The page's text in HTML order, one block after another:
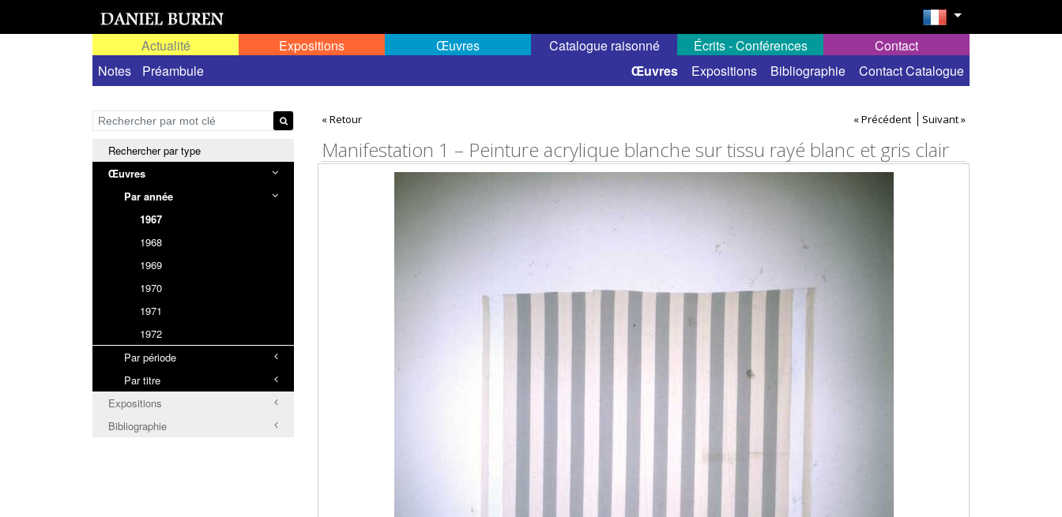
Actualité Expositions
Œuvres
Œuvres permanentes dans l'espace public ou semi-public
Catalogue raisonné
Notes
Préambule Œuvres Expositions Bibliographie Contact Catalogue
Écrits - Conférences Contact
Rechercher par type
Œuvres
Par année
1967
1968
1969
1970
1971
1972
Par période
Par titre
Expositions
Bibliographie
« Retour « Précédent Suivant »
Manifestation 1 – Peinture acrylique blanche sur tissu rayé blanc et gris clair